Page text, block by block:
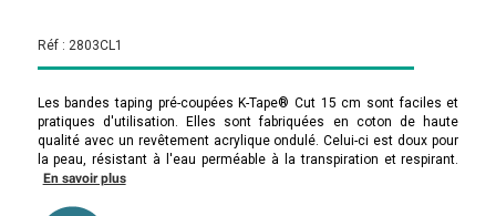
Réf : 2803CL1
Les bandes taping pré-coupées K-Tape® Cut 15 cm sont faciles et
pratiques d'utilisation. Elles sont fabriquées en coton de haute
qualité avec un revêtement acrylique ondulé. Celui-ci est doux pour
la peau, résistant à l'eau perméable à la transpiration et respirant.
En savoir plus